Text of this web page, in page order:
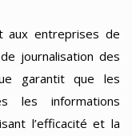
aux entreprises de
journalisation des
garantit que les
les informations
l’efficacité et la